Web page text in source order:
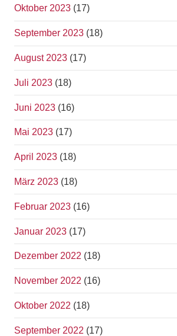
Oktober 2023 (17)
September 2023 (18)
August 2023 (17)
Juli 2023 (18)
Juni 2023 (16)
Mai 2023 (17)
April 2023 (18)
März 2023 (18)
Februar 2023 (16)
Januar 2023 (17)
Dezember 2022 (18)
November 2022 (16)
Oktober 2022 (18)
September 2022 (17)